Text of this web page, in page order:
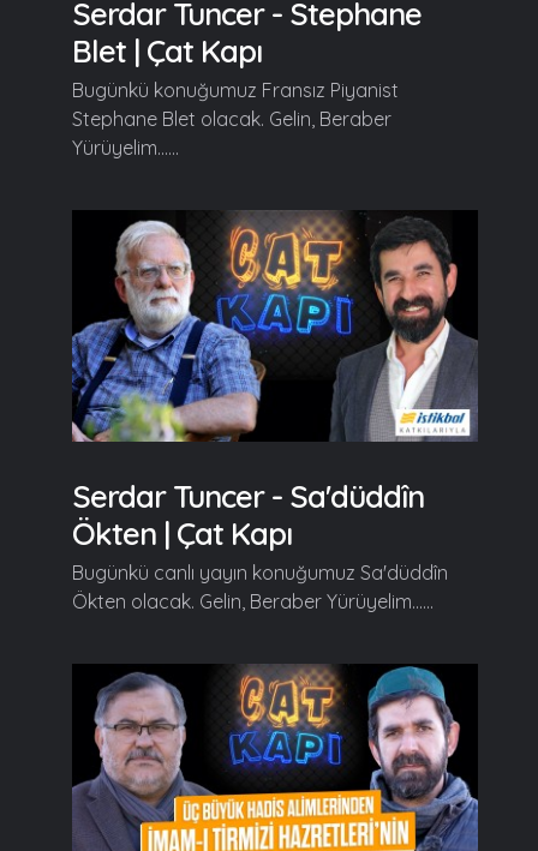
Serdar Tuncer - Stephane
Blet | Çat Kapı
Bugünkü konuğumuz Fransız Piyanist
Stephane Blet olacak. Gelin, Beraber
Yürüyelim......
Serdar Tuncer - Sa'düddîn
Ökten | Çat Kapı
Bugünkü canlı yayın konuğumuz Sa'düddîn
Ökten olacak. Gelin, Beraber Yürüyelim......